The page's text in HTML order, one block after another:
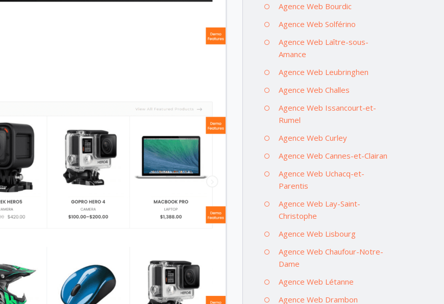
Agence Web Bourdic
Agence Web Solférino
Agence Web Laître-sous-
Amance
Agence Web Leubringhen
Agence Web Challes
Agence Web Issancourt-et-
Rumel
Agence Web Curley
Agence Web Cannes-et-Clairan
Agence Web Uchacq-et-
Parentis
Agence Web Lay-Saint-
Christophe
Agence Web Lisbourg
Agence Web Chaufour-Notre-
Dame
Agence Web Létanne
Agence Web Drambon